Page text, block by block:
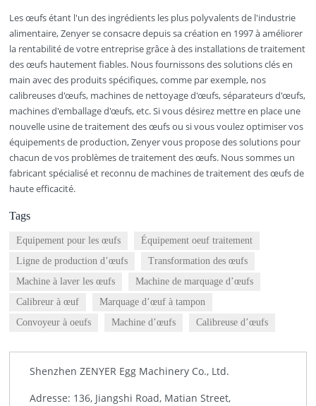
Les œufs étant l'un des ingrédients les plus polyvalents de l'industrie
alimentaire, Zenyer se consacre depuis sa création en 1997 à améliorer
la rentabilité de votre entreprise grâce à des installations de traitement
des œufs hautement fiables. Nous fournissons des solutions clés en
main avec des produits spécifiques, comme par exemple, nos
calibreuses d'œufs, machines de nettoyage d'œufs, séparateurs d'œufs,
machines d'emballage d'œufs, etc. Si vous désirez mettre en place une
nouvelle usine de traitement des œufs ou si vous voulez optimiser vos
équipements de production, Zenyer vous propose des solutions pour
chacun de vos problèmes de traitement des œufs. Nous sommes un
fabricant spécialisé et reconnu de machines de traitement des œufs de
haute efficacité.
Tags
Equipement pour les œufs
Équipement oeuf traitement
Ligne de production d’œufs
Transformation des œufs
Machine à laver les œufs
Machine de marquage d’œufs
Calibreur à œuf
Marquage d’œuf à tampon
Convoyeur à oeufs
Machine d’œufs Calibreuse d’œufs
Shenzhen ZENYER Egg Machinery Co., Ltd.
Adresse: 136, Jiangshi Road, Matian Street,